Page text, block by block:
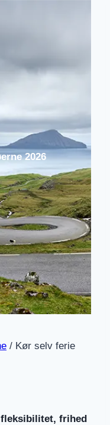
2026
/ Kør selv ferie
frihed